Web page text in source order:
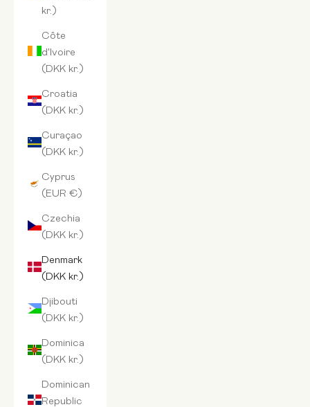
kr.)
Côte
d’Ivoire
(DKK kr.)
Croatia
(DKK kr.)
Curaçao
(DKK kr.)
Cyprus
(EUR €)
Czechia
(DKK kr.)
Denmark
(DKK kr.)
Djibouti
(DKK kr.)
Dominica
(DKK kr.)
Dominican
Republic